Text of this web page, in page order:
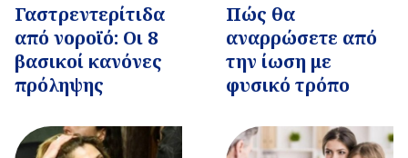
Γαστρεντερίτιδα
από νοροϊό: Οι 8
βασικοί κανόνες
πρόληψης
Πώς θα
αναρρώσετε από
την ίωση με
φυσικό τρόπο